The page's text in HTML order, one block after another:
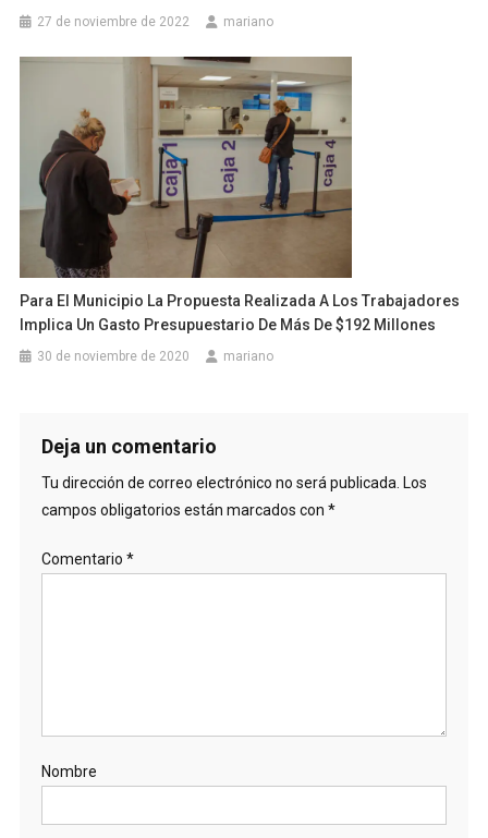
27 de noviembre de 2022 mariano
Para El Municipio La Propuesta Realizada A Los Trabajadores
Implica Un Gasto Presupuestario De Más De $192 Millones
30 de noviembre de 2020 mariano
Deja un comentario
Tu dirección de correo electrónico no será publicada. Los
campos obligatorios están marcados con *
Comentario *
Nombre